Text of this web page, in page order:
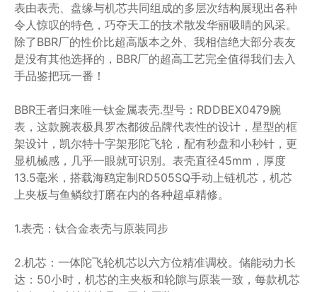
表由表壳、盘缘与机芯共同组成的多层次结构展现出各种
令人惊叹的特色，巧夺天工的技术散发华丽吸睛的风采。
除了BBR厂的性价比超高版本之外、我相信绝大部分表友
是没有其他选择的，BBR厂的超高工艺完全值得我们去入
手品鉴把玩一番！
BBR王者归来唯一钛金属表壳.型号：RDDBEX0479腕
表，这款腕表极具罗杰都彼品牌代表性的设计，星型的框
架设计，凯尔特十字架形陀飞轮，配有秒盘和小秒针，更
显机械感，几乎一眼就可识别。表壳直径45mm，厚度
13.5毫米，搭载海鸥定制RD505SQ手动上链机芯，机芯
上夹板与鱼鳞纹打磨在内的各种超卓精修。
1.表壳：钛合金表壳与原装同步
2.机芯：一体陀飞轮机芯以六方位精准调校。储能动力长
达：50小时，机芯的主夹板和轮隙与原装一致，每款机芯